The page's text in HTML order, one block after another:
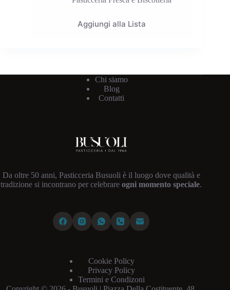
Aggiungi alla Lista
Chi siamo
Blog
Contatti
Da oltre 50 anni, Pasticceria Busuoli è il luogo dove qualità e
tradizione si incontrano per celebrareogni momento speciale.
Cookie Policy
Privacy Policy
Termini e Condizoni